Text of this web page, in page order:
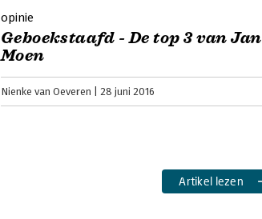
opinie
Geboekstaafd - De top 3 van Jan
Moen
Nienke van Oeveren 28 juni 2016
Artikel lezen